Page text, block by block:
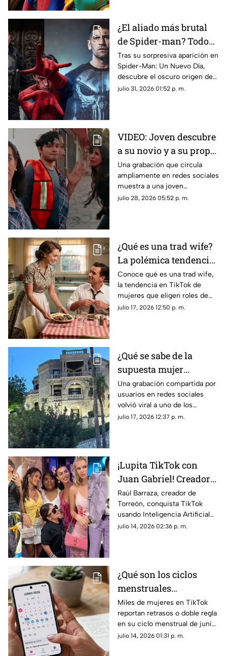
¿El aliado más brutal
de Spider-man? Todo
sobre el oscuro pasado
de The Punisher
Tras su sorpresiva aparición en
Spider-Man: Un Nuevo Día,
descubre el oscuro origen de
Punisher, su paso por el MCU
julio 31, 2026 01:52 p. m.
VIDEO: Joven descubre
a su novio y a su propia
madre saliendo de
hotel
Una grabación que circula
ampliamente en redes sociales
muestra a una joven
enfrentando a su pareja y a su
julio 28, 2026 05:52 p. m.
¿Qué es una trad wife?
La polémica tendencia
VIRAL de amas de casa
Conoce qué es una trad wife,
la tendencia en TikTok de
mujeres que eligen roles de
género tradicionales y por qué
julio 17, 2026 12:50 p. m.
¿Qué se sabe de la
supuesta mujer
fantasma que se hizo
viral en la Casa del
Cerro de Torreón?
Una grabación compartida por
usuarios en redes sociales
volvió viral a uno de los
inmuebles más
julio 17, 2026 12:37 p. m.
¡Lupita TikTok con
Juan Gabriel! Creador
lagunero es VIRAL en
TikTok con videos
hiperrealistas de IA
Raúl Barraza, creador de
Torreón, conquista TikTok
usando Inteligencia Artificial
para crear videos virales de
julio 14, 2026 02:36 p. m.
¿Qué son los ciclos
menstruales
misteriosos de junio
2026 y por qué son
tendencia?
Miles de mujeres en TikTok
reportan retrasos o doble regla
en su ciclo menstrual de junio
2026. Conoce la explicación
julio 14, 2026 01:31 p. m.